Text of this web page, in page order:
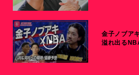
金子ノブア
溢れ出る